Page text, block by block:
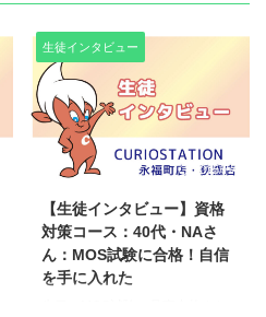
生徒インタビュー
2025/7/4
【生徒インタビュー】資格
対策コース：40代・NAさ
ん：MOS試験に合格！自信
を手に入れた